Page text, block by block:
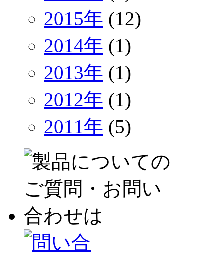
2015年 (12)
2014年 (1)
2013年 (1)
2012年 (1)
2011年 (5)